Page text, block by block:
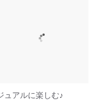
ュアルに楽しむ♪